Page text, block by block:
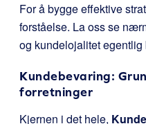
For å bygge effektive
forståelse. La oss se
og kundelojalitet egentlig
Kundebevaring:
forretninger
Kjernen i det hele,